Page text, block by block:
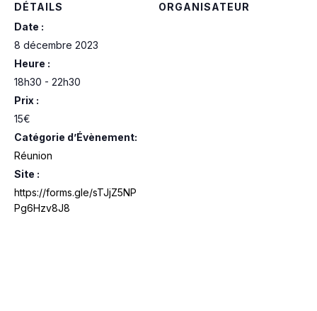
DÉTAILS
Date :
8 décembre 2023
Heure :
18h30 - 22h30
Prix :
15€
Catégorie d’Évènement:
Réunion
Site :
https://forms.gle/sTJjZ5NP
Pg6Hzv8J8
ORGANISATEUR